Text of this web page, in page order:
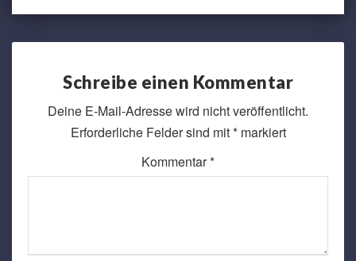
Schreibe einen Kommentar
Deine E-Mail-Adresse wird nicht veröffentlicht.
Erforderliche Felder sind mit*markiert
Kommentar*